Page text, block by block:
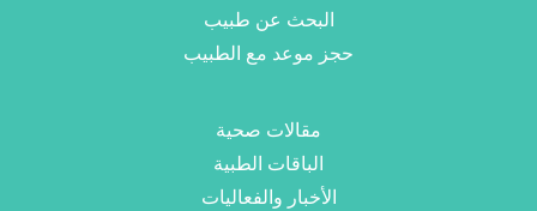
البحث عن طبيب
حجز موعد مع الطبيب
مقالات صحية
الباقات الطبية
الأخبار والفعاليات